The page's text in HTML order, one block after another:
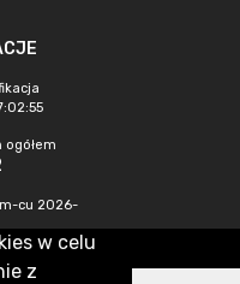
ogółem
cu 2026-
w celu
z